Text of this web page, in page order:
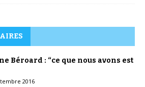
Béroard : “ce que nous avons est
2016